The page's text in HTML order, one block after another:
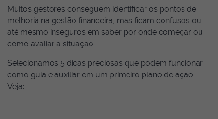
Muitos gestores conseguem identificar os pontos de
melhoria na gestão financeira, mas ficam confusos ou
até mesmo inseguros em saber por onde começar ou
como avaliar a situação.
Selecionamos 5 dicas preciosas que podem funcionar
como guia e auxiliar em um primeiro plano de ação.
Veja: